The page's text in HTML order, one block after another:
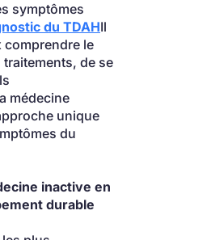
symptômes
du TDAHIl
comprendre le
de se
médecine
unique
du
inactive en
durable